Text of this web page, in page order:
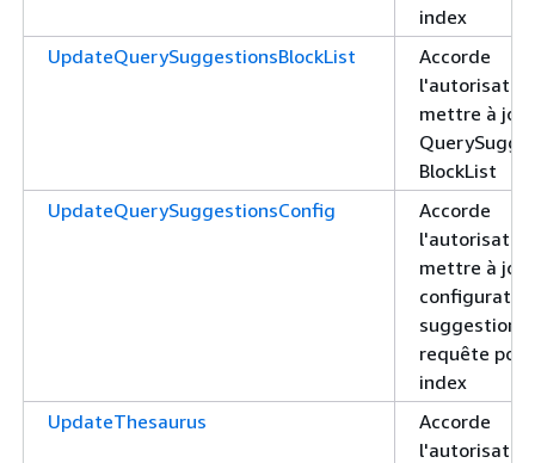
index
UpdateQuerySuggestionsBlockList
Accorde
mettre à
BlockList
UpdateQuerySuggestionsConfig
Accorde
mettre à
suggestions
requête
index
UpdateThesaurus
Accorde